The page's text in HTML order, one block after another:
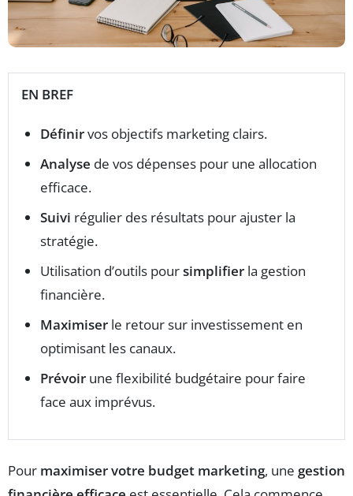
EN BREF
Définirvos objectifs marketing clairs.
Analyse de vos dépenses pour une allocation
efficace.
Suivi régulier des résultats pour ajuster la
stratégie.
Utilisation d’outils poursimplifier la gestion
financière.
Maximiser le retour sur investissement en
optimisant les canaux.
Prévoir une flexibilité budgétaire pour faire
face aux imprévus.
Pour maximiser votre budget marketing, une gestion